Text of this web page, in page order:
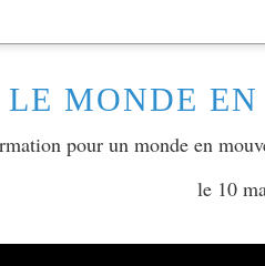
LE MONDE
pour un monde en
le 10